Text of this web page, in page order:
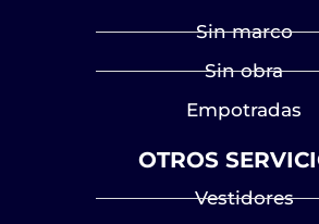
Sin marco
Sin obra
Empotradas
OTROS
Vestidores